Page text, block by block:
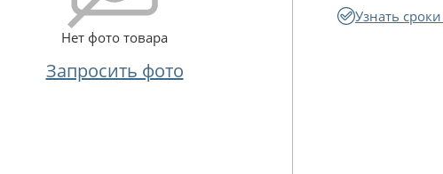
Нет фото товара
Запросить фото
Узнать